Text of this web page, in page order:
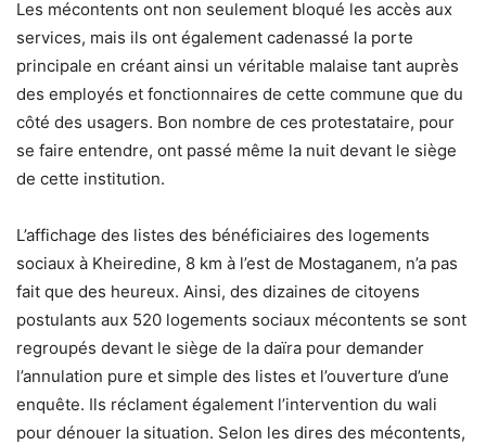
Les mécontents ont non seulement bloqué les accès aux
services, mais ils ont également cadenassé la porte
principale en créant ainsi un véritable malaise tant auprès
des employés et fonctionnaires de cette commune que du
côté des usagers. Bon nombre de ces protestataire, pour
se faire entendre, ont passé même la nuit devant le siège
de cette institution.
L’affichage des listes des bénéficiaires des logements
sociaux à Kheiredine, 8 km à l’est de Mostaganem, n’a pas
fait que des heureux. Ainsi, des dizaines de citoyens
postulants aux 520 logements sociaux mécontents se sont
regroupés devant le siège de la daïra pour demander
l’annulation pure et simple des listes et l’ouverture d’une
enquête. Ils réclament également l’intervention du wali
pour dénouer la situation. Selon les dires des mécontents,